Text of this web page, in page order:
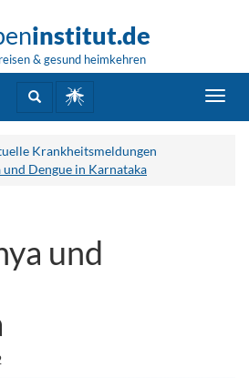
institut.de
& gesund heimkehren
Krankheitsmeldungen
Dengue in Karnataka
und